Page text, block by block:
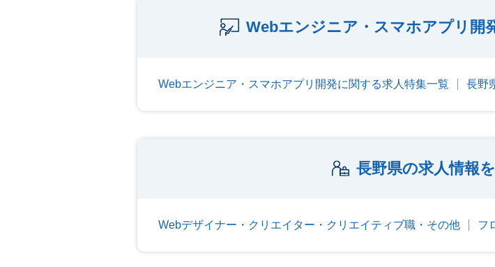
Webエンジニア・スマホアプリ開
Webエンジニア・スマホアプリ開発に関する求人特集一覧 長野
長野県の求人情報
Webデザイナー・クリエイター・クリエイティブ職・その他 フ